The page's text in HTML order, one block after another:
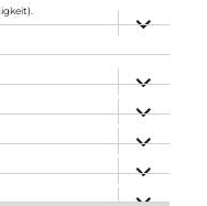
anzeigen
anzeigen
anzeigen
anzeigen
anzeigen